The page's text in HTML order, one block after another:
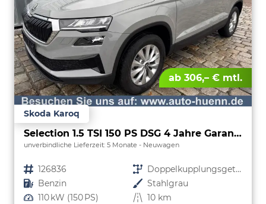
ab 306,– € mtl.
Skoda Karoq
Selection 1.5 TSI 150 PS DSG 4 Jahre Garantie-Anhängerkupplung-Keyless Start-AppleCarPlay-AndroidAuto-Sunset-Tempomat-2-Zonen-Klima-16''Alu
unverbindliche Lieferzeit: 5 Monate Neuwagen
Fahrzeugnr. 126836 Getriebe
Doppelkupplungsgetriebe (DSG)
Kraftstoff Benzin Außenfarbe Stahlgrau
Leistung 110 kW (150 PS) Kilometerstand 10 km